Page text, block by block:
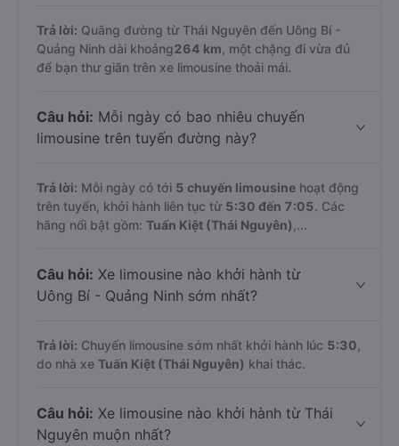
Trả lời: Quãng đường từ Thái Nguyên đến Uông Bí -
Quảng Ninh dài khoảng264 km , một chặng đi vừa đủ
để bạn thư giãn trên xe limousine thoải mái.
Câu hỏi: Mỗi ngày có bao nhiêu chuyến
limousine trên tuyến đường này?
Trả lời: Mỗi ngày có tới 5 chuyến limousine hoạt động
trên tuyến, khởi hành liên tục từ 5:30 đến 7:05. Các
hãng nổi bật gồm: Tuấn Kiệt (Thái Nguyên) ,...
Câu hỏi: Xe limousine nào khởi hành từ
Uông Bí - Quảng Ninh sớm nhất?
Trả lời: Chuyến limousine sớm nhất khởi hành lúc 5:30
do nhà xe Tuấn Kiệt (Thái Nguyên) khai thác.
Câu hỏi: Xe limousine nào khởi hành từ Thái
Nguyên muộn nhất?